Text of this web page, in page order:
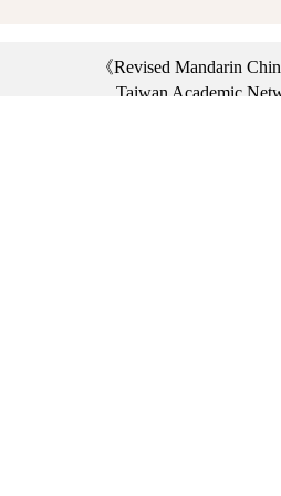
《Revised Mandarin
Taiwan Academic